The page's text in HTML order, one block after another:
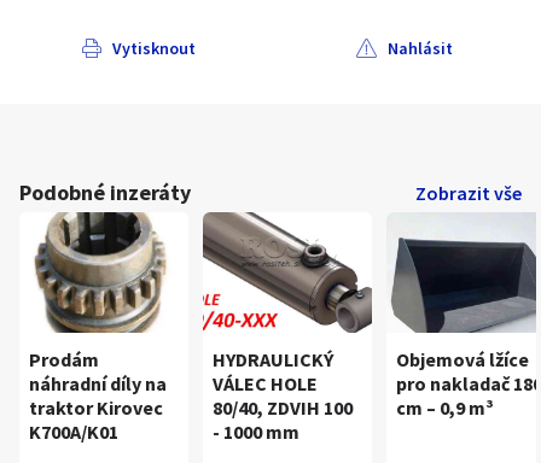
Vytisknout Nahlásit
Podobné inzeráty Zobrazit vše
Prodám
náhradní díly na
traktor Kirovec
K700A/K01
HYDRAULICKÝ
VÁLEC HOLE
80/40, ZDVIH 100
- 1000 mm
Objemová lžíce
pro nakladač 180
cm – 0,9 m³